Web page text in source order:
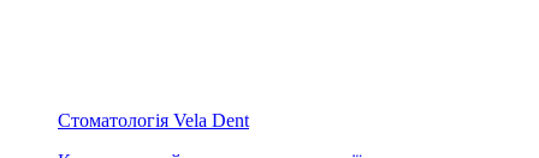
Стоматологія Vela Dent